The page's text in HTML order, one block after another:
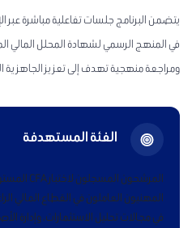
يتضمن البرنامج جلسات تفاعلية مباشرة عبر
ومراجعة منهجية تهدف إلى تعزيز الجاهزية
الفئة المستهدفة
المرشحون المسجلون لاختبار CFA المستوى الثاني لعام 2026.
المهنيون العاملون في القطاع المالي
في مجالات تحليل الاستثمارات، وإدارة